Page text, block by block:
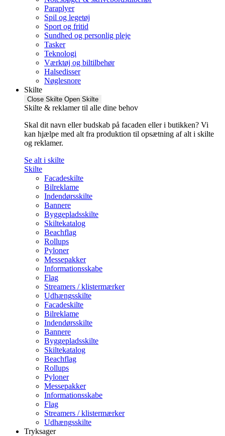
Paraplyer
Spil og legetøj
Sport og fritid
Sundhed og personlig pleje
Tasker
Teknologi
Værktøj og biltilbehør
Halsedisser
Nøglesnore
Skilte
Close Skilte Open Skilte
Skilte & reklamer til alle dine behov
Skal dit navn eller budskab på facaden eller i butikken? Vi
kan hjælpe med alt fra produktion til opsætning af alt i skilte
og reklamer.
Se alt i skilte
Skilte
Facadeskilte
Bilreklame
Indendørsskilte
Bannere
Byggepladsskilte
Skiltekatalog
Beachflag
Rollups
Pyloner
Messepakker
Informationsskabe
Flag
Streamers / klistermærker
Udhængsskilte
Facadeskilte
Bilreklame
Indendørsskilte
Bannere
Byggepladsskilte
Skiltekatalog
Beachflag
Rollups
Pyloner
Messepakker
Informationsskabe
Flag
Streamers / klistermærker
Udhængsskilte
Tryksager